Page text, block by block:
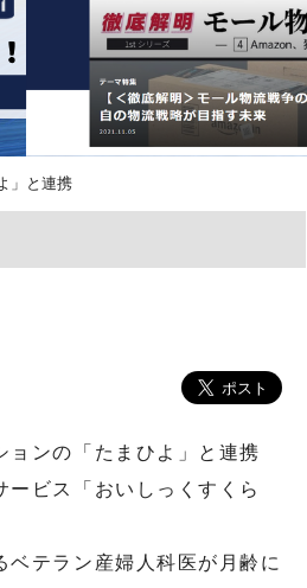
」と連携
ョンの「たまひよ」と連携
ービス「おいしっくすくら
テラン産婦人科医が月齢に